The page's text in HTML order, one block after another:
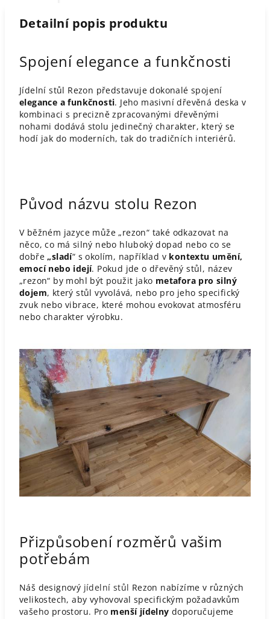
Detailní popis produktu
Spojení elegance a funkčnosti
Jídelní stůl Rezon představuje dokonalé spojení
elegance a funkčnosti. Jeho masivní dřevěná deska v
kombinaci s precizně zpracovanými dřevěnými
nohami dodává stolu jedinečný charakter, který se
hodí jak do moderních, tak do tradičních interiérů.
Původ názvu stolu Rezon
V běžném jazyce může „rezon“ také odkazovat na
něco, co má silný nebo hluboký dopad nebo co se
dobře„sladí“ s okolím, například v kontextu umění,
emocí nebo idejí. Pokud jde o dřevěný stůl, název
„rezon“ by mohl být použit jako metafora pro silný
dojem, který stůl vyvolává, nebo pro jeho specifický
zvuk nebo vibrace, které mohou evokovat atmosféru
nebo charakter výrobku.​
Přizpůsobení rozměrů vašim
potřebám
Náš designový jídelní stůl Rezon nabízíme v různých
velikostech, aby vyhovoval specifickým požadavkům
vašeho prostoru. Pro menší jídelny doporučujeme